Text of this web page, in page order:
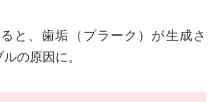
と、歯垢（プラーク）が生成さ
の原因に。